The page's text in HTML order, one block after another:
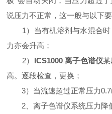
说压力不正常，这一般与以下要
1）当有机溶剂与水混合时
力亦会升高；
2） ICS1000 离子色谱仪
高。逐段检查，更换；
3）当流速超过正常压力
2、离子色谱仪系统压力降